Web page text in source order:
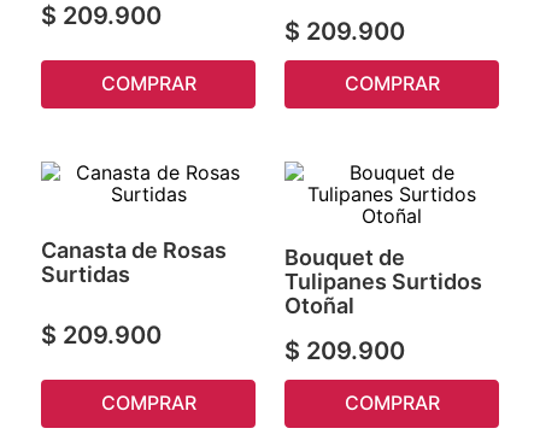
$ 209.900
COMPRAR
$ 209.900
COMPRAR
Canasta de Rosas
Surtidas
$ 209.900
COMPRAR
Bouquet de
Tulipanes Surtidos
Otoñal
$ 209.900
COMPRAR